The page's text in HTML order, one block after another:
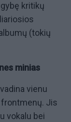
kritikų
(tokių
minias
vienu
Jis
vokalu bei